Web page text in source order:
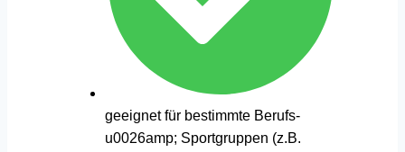
geeignet für bestimmte Berufs-
u0026amp; Sportgruppen (z.B.